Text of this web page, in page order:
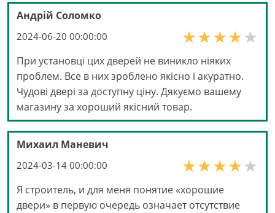
Андрій Соломко
2024-06-20 00:00:00
При установці цих дверей не виникло ніяких
проблем. Все в них зроблено якісно і акуратно.
Чудові двері за доступну ціну. Дякуємо вашему
магазину за хороший якісний товар.
Михаил Маневич
2024-03-14 00:00:00
Я строитель, и для меня понятие «хорошие
двери» в первую очередь означает отсутствие